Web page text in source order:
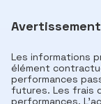
Avertissement
Les informations
élément
performances
futures. Les frais
performances.